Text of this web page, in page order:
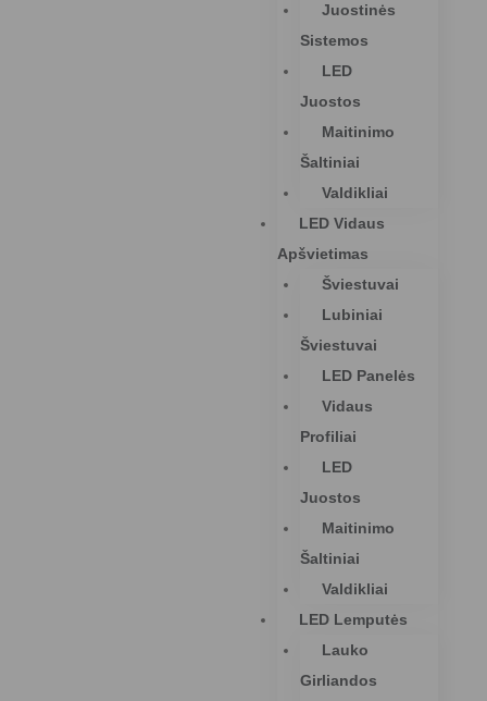
Juostinės
Sistemos
LED
Juostos
Maitinimo
Šaltiniai
Valdikliai
LED Vidaus
Apšvietimas
Šviestuvai
Lubiniai
Šviestuvai
LED Panelės
Vidaus
Profiliai
LED
Juostos
Maitinimo
Šaltiniai
Valdikliai
LED Lemputės
Lauko
Girliandos